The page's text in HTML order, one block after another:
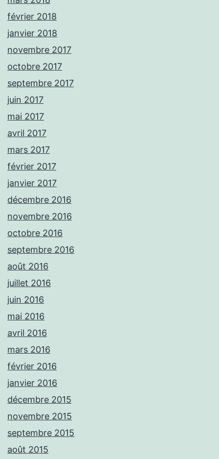
février 2018
janvier 2018
novembre 2017
octobre 2017
septembre 2017
juin 2017
mai 2017
avril 2017
mars 2017
février 2017
janvier 2017
décembre 2016
novembre 2016
octobre 2016
septembre 2016
août 2016
juillet 2016
juin 2016
mai 2016
avril 2016
mars 2016
février 2016
janvier 2016
décembre 2015
novembre 2015
septembre 2015
août 2015